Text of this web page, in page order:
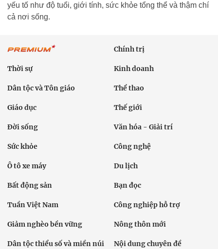
yếu tố như độ tuổi, giới tính, sức khỏe tổng thể và thậm chí
cả nơi sống.
Chính trị
Thời sự Kinh doanh
Dân tộc và Tôn giáo Thể thao
Giáo dục Thế giới
Đời sống Văn hóa - Giải trí
Sức khỏe Công nghệ
Ô tô xe máy Du lịch
Bất động sản Bạn đọc
Tuần Việt Nam Công nghiệp hỗ trợ
Giảm nghèo bền vững Nông thôn mới
Dân tộc thiểu số và miền núi Nội dung chuyên đề